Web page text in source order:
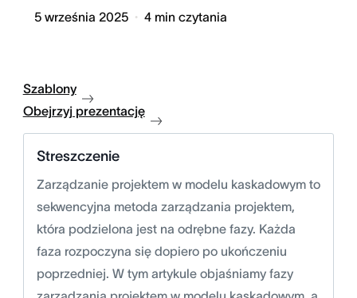
5 września 2025 4 min czytania
Szablony
Obejrzyj prezentację
Streszczenie
Zarządzanie projektem w modelu kaskadowym to
sekwencyjna metoda zarządzania projektem,
która podzielona jest na odrębne fazy. Każda
faza rozpoczyna się dopiero po ukończeniu
poprzedniej. W tym artykule objaśniamy fazy